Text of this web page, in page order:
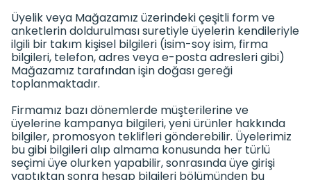
Üyelik veya Mağazamız üzerindeki çeşitli form ve
anketlerin doldurulması suretiyle üyelerin kendileriyle
ilgili bir takım kişisel bilgileri (isim-soy isim, firma
bilgileri, telefon, adres veya e-posta adresleri gibi)
Mağazamız tarafından işin doğası gereği
toplanmaktadır.
Firmamız bazı dönemlerde müşterilerine ve
üyelerine kampanya bilgileri, yeni ürünler hakkında
bilgiler, promosyon teklifleri gönderebilir. Üyelerimiz
bu gibi bilgileri alıp almama konusunda her türlü
seçimi üye olurken yapabilir, sonrasında üye girişi
yaptıktan sonra hesap bilgileri bölümünden bu